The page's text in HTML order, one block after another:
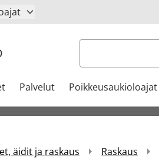
Haku
Palvelut Poikkeusaukioloajat
äidit ja raskaus Raskaus